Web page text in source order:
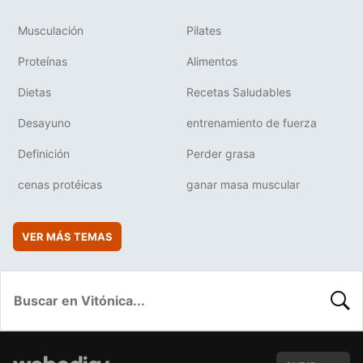
Musculación Pilates
Proteínas Alimentos
Dietas Recetas Saludables
Desayuno entrenamiento de fuerza
Definición Perder grasa
cenas protéicas ganar masa muscular
VER MÁS TEMAS